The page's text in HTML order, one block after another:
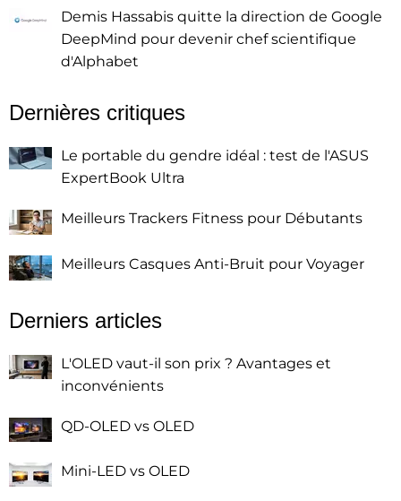
Demis Hassabis quitte la direction de Google
DeepMind pour devenir chef scientifique
d'Alphabet
Dernières critiques
Le portable du gendre idéal : test de l'ASUS
ExpertBook Ultra
Meilleurs Trackers Fitness pour Débutants
Meilleurs Casques Anti-Bruit pour Voyager
Derniers articles
L'OLED vaut-il son prix ? Avantages et
inconvénients
QD-OLED vs OLED
Mini-LED vs OLED